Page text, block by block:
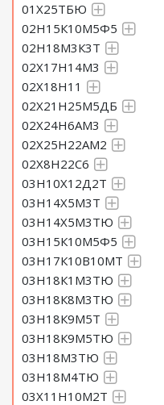
01Х25ТБЮ
02Н15К10М5Ф5
02Н18М3К3Т
02Х17Н14М3
02Х18Н11
02Х21Н25М5ДБ
02Х24Н6АМ3
02Х25Н22АМ2
02Х8Н22С6
03Н10Х12Д2Т
03Н14Х5М3Т
03Н14Х5М3ТЮ
03Н15К10М5Ф5
03Н17К10В10МТ
03Н18К1М3ТЮ
03Н18К8М3ТЮ
03Н18К9М5Т
03Н18К9М5ТЮ
03Н18М3ТЮ
03Н18М4ТЮ
03Х11Н10М2Т